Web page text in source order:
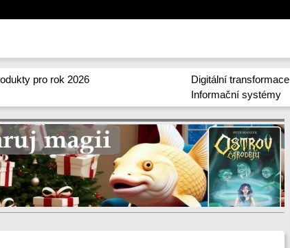
pro rok 2026
Digitální transformace
Informační systémy